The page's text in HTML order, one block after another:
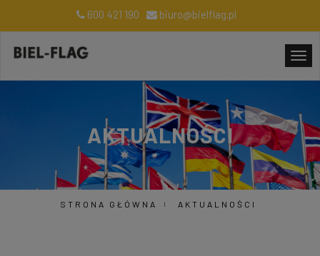
600 421 190 biuro@bielflag.pl
AKTUALNOŚCI
STRONA GŁÓWNA AKTUALNOŚCI